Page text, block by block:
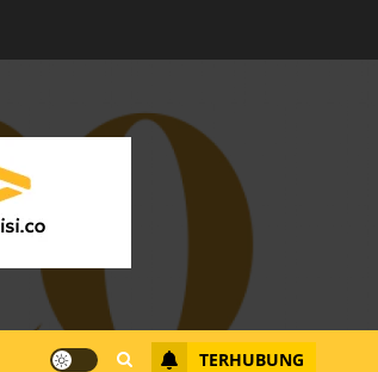
TERHUBUNG
Warga Rempang Ajukan
Kota Batam, Soroti
Aktivitas yang Resahkan
0
Batam Berhenti
Merampas Tanah Warga
Rempang
JULI 15, 2026